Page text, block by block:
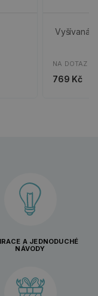
Vyšívaná
NA DOTAZ
769 Kč
A JEDNODUCHÉ
NÁVODY